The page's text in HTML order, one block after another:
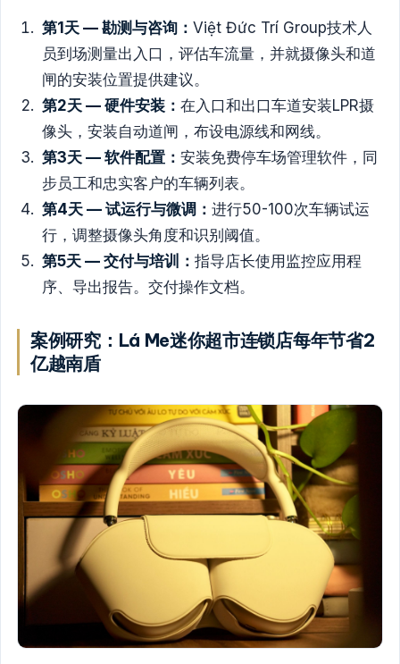
第1天 — 勘测与咨询： Việt Đức Trí Group技术人
员到场测量出入口，评估车流量，并就摄像头和道
闸的安装位置提供建议。
第2天 — 硬件安装： 在入口和出口车道安装LPR摄
像头，安装自动道闸，布设电源线和网线。
第3天 — 软件配置： 安装免费停车场管理软件，同
步员工和忠实客户的车辆列表。
第4天 — 试运行与微调： 进行50-100次车辆试运
行，调整摄像头角度和识别阈值。
第5天 — 交付与培训： 指导店长使用监控应用程
序、导出报告。交付操作文档。
案例研究：Lá Me迷你超市连锁店每年节省2
亿越南盾